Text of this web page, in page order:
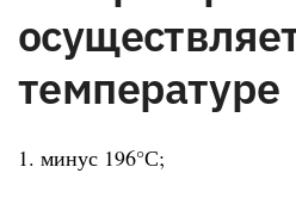
температуре
1. минус 196°С;